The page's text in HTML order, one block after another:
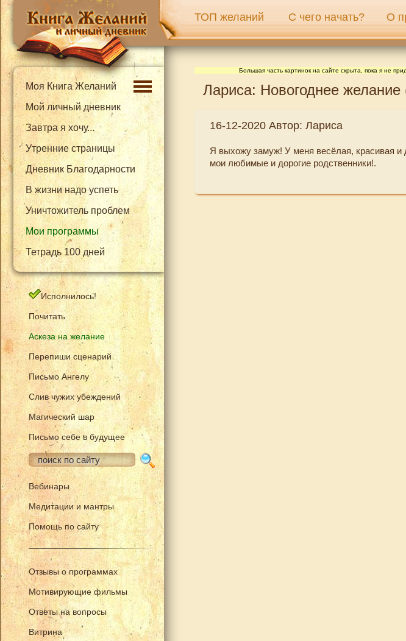
ТОП желаний С чего начать? О
Моя Книга Желаний
Мой личный дневник
Завтра я хочу...
Утренние страницы
Дневник Благодарности
В жизни надо успеть
Уничтожитель проблем
Мои программы
Тетрадь 100 дней
Исполнилось!
Почитать
Аскеза на желание
Перепиши сценарий
Письмо Ангелу
Слив чужих убеждений
Магический шар
Письмо себе в будущее
Вебинары
Медитации и мантры
Помощь по сайту
Отзывы о программах
Мотивирующие фильмы
Ответы на вопросы
Витрина
Большая часть картинок на сайте скрыта, пока я не
Лариса: Новогоднее
16-12-2020 Автор: Лариса
Я выхожу замуж! У меня весёлая, красивая и
мои любимые и дорогие родственники!.